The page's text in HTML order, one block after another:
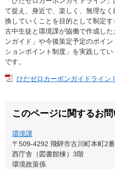
て捉え、身近で、楽しく、無理な
換していくことを目的として制定す
古中生徒と環境課が協働で作成し
ンガイド」や今後策定予定のポイ
ションポイント制度」を実践して
です。
ひだゼロカーボンガイドライン
このページに関するお
環境課
〒509-4292 飛騨市古川町本町2
西庁舎（図書館棟）3階
環境政策係